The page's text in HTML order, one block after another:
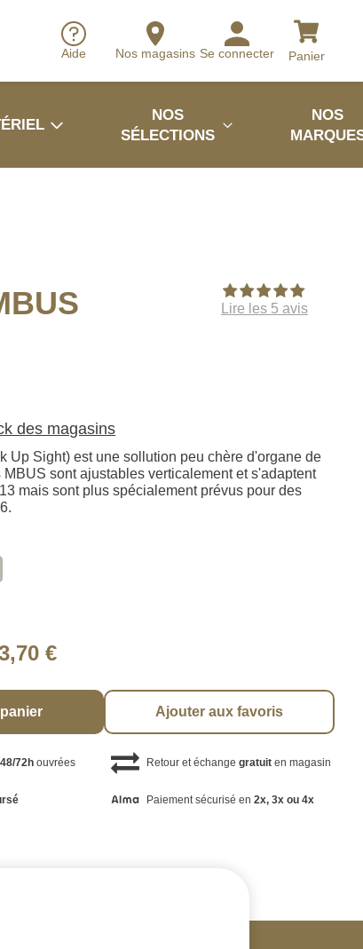
Aide Nos magasins Se connecter Panier
NOS
SÉLECTIONS
NOS
Lire les 5 avis
des magasins
Up Sight) est une sollution peu chère d'organe de
sont ajustables verticalement et s'adaptent
mais sont plus spécialement prévus pour des
€
Ajouter aux favoris
48/72h ouvrées Retour et échange gratuiten magasin
Paiement sécurisé en 2x, 3x ou 4x